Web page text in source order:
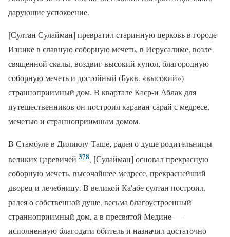
дарующие успокоение.
[Султан Сулайман] превратил старинную церковь в городе
Изнике в славную соборную мечеть, в Иерусалиме, возле
священной скалы, воздвиг высокий купол, благородную
соборную мечеть и достойный (Букв. «высокий»)
странноприимный дом. В квартале Каср-и Аблак для
путешественников он построил караван-сарай с медресе,
мечетью и странноприимным домом.
В Стамбуле в Диликлу-Таше, радея о душе родительницы
великих царевичей 378, [Сулайман] основал прекрасную
соборную мечеть, высочайшее медресе, прекраснейший
дворец и лечебницу. В великой Ка'абе султан построил,
радея о собственной душе, весьма благоустроенный
странноприимный дом, а в пресвятой Медине —
исполненную благодати обитель и назначил достаточно